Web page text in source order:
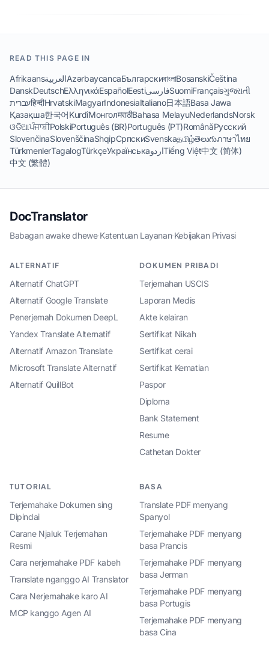
READ THIS PAGE IN
AfrikaansالعربيةAzərbaycancaБългарскиবাংলাBosanskiČeština
DanskDeutschΕλληνικάEspañolEestiفارسیSuomiFrançaisગુજરાતી
עבריתहिन्दीHrvatskiMagyarIndonesiaItaliano日本語Basa Jawa
Қазақша한국어KurdîМонголमराठीBahasa MelayuNederlandsNorsk
ଓଡିଆਪੰਜਾਬੀPolskiPortuguês (BR)Português (PT)RomânăРусский
SlovenčinaSlovenščinaShqipСрпскиSvenskaதமிழ்తెలుగుภาษาไทย
TürkmenlerTagalogTürkçeУкраїнськаاردوTiếng Việt中文 (简体)
中文 (繁體)
DocTranslator
Babagan awake dhewe·Katentuan Layanan·Kebijakan Privasi
ALTERNATIF
Alternatif ChatGPT
Alternatif Google Translate
Penerjemah Dokumen DeepL
Yandex Translate Alternatif
Alternatif Amazon Translate
Microsoft Translate Alternatif
Alternatif QuillBot
DOKUMEN PRIBADI
Terjemahan USCIS
Laporan Medis
Akte kelairan
Sertifikat Nikah
Sertifikat cerai
Sertifikat Kematian
Paspor
Diploma
Bank Statement
Resume
Cathetan Dokter
TUTORIAL
Terjemahake Dokumen sing
Dipindai
Carane Njaluk Terjemahan
Resmi
Cara nerjemahake PDF kabeh
Translate nganggo AI Translator
Cara Nerjemahake karo AI
MCP kanggo Agen AI
BASA
Translate PDF menyang
Spanyol
Terjemahake PDF menyang
basa Prancis
Terjemahake PDF menyang
basa Jerman
Terjemahake PDF menyang
basa Portugis
Terjemahake PDF menyang
basa Cina